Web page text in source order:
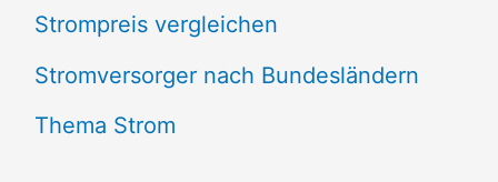
h
e
n
Strompreis vergleichen
Stromversorger nach Bundesländern
Thema Strom